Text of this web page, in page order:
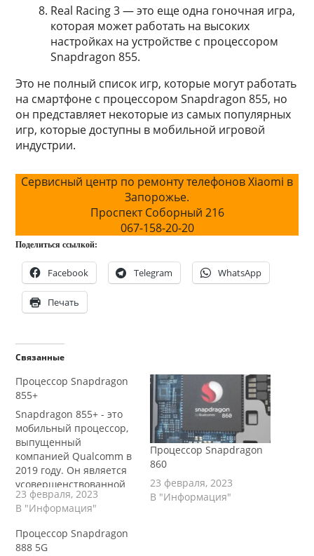
Real Racing 3 — это еще одна гоночная игра,
которая может работать на высоких
настройках на устройстве с процессором
Snapdragon 855.
Это не полный список игр, которые могут работать
на смартфоне с процессором Snapdragon 855, но
он представляет некоторые из самых популярных
игр, которые доступны в мобильной игровой
индустрии.
Сервисный центр по ремонту телефонов Xiaomi в
Запорожье.
Проспект Соборный 216
067-158-20-20
Поделиться ссылкой:
Facebook Telegram WhatsApp
Печать
Связанные
Процессор Snapdragon
855+
Snapdragon 855+ - это
мобильный процессор,
выпущенный
компанией Qualcomm в
2019 году. Он является
усовершенствованной
версией оригинального
Snapdragon 855,
который был выпущен в
начале 2019 года.
23 февраля, 2023
В "Информация"
Процессор Snapdragon
860
23 февраля, 2023
В "Информация"
Процессор Snapdragon
888 5G